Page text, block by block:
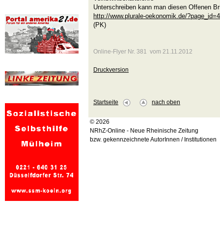
Unterschreiben kann man diesen Offenen
http://www.plurale-oekonomik.de/?page_id=4
(PK)
Online-Flyer Nr. 381 vom 21.11.2012
Druckversion
Startseite nach oben
© 2026
NRhZ-Online - Neue Rheinische Zeitung
bzw. gekennzeichnete AutorInnen / Institutionen